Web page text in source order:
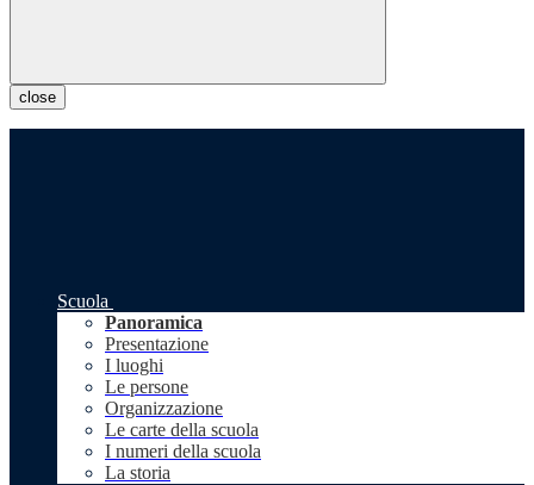
close
Scuola
Panoramica
Presentazione
I luoghi
Le persone
Organizzazione
Le carte della scuola
I numeri della scuola
La storia